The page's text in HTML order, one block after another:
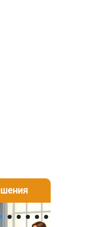
2026-08-05
2026-08-03
2026-08-06